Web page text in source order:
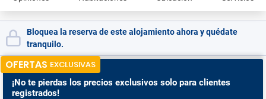
Bloquea la reserva de este alojamiento ahora y quédate
tranquilo.
OFERTAS EXCLUSIVAS
¡No te pierdas los precios exclusivos solo para clientes
registrados!